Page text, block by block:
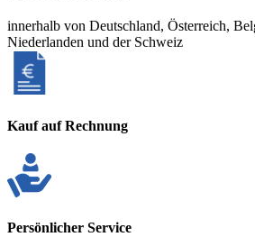
innerhalb von Deutschland, Österreich,
Niederlanden und der Schweiz
Kauf auf Rechnung
Persönlicher Service